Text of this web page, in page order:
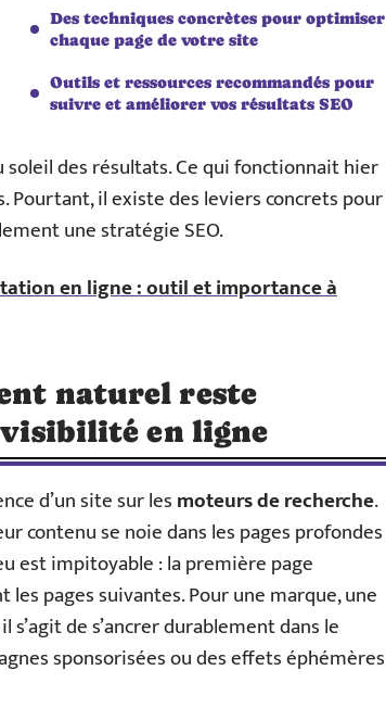
Des techniques concrètes pour optimiser
chaque page de votre site
Outils et ressources recommandés pour
suivre et améliorer vos résultats SEO
soleil des résultats. Ce qui fonctionnait hier
Pourtant, il existe des leviers concrets pour
une stratégie SEO.
en ligne : outil et importance à
naturel reste
en ligne
d’un site sur lesmoteurs de recherche.
contenu se noie dans les pages profondes
est impitoyable : la première page
pages suivantes. Pour une marque, une
de s’ancrer durablement dans le
sponsorisées ou des effets éphémères